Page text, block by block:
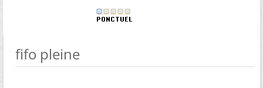
fifo pleine